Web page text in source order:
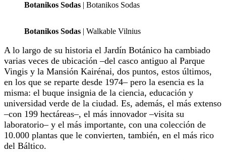
Botanikos Sodas | Botanikos Sodas
Botanikos Sodas | Walkable Vilnius
A lo largo de su historia el Jardín Botánico ha cambiado
varias veces de ubicación –del casco antiguo al Parque
Vingis y la Mansión Kairénai, dos puntos, estos últimos,
en los que se reparte desde 1974– pero la esencia es la
misma: el buque insignia de la ciencia, educación y
universidad verde de la ciudad. Es, además, el más extenso
–con 199 hectáreas–, el más innovador –visita su
laboratorio– y el más importante, con una colección de
10.000 plantas que le convierten, también, en el más rico
del Báltico.